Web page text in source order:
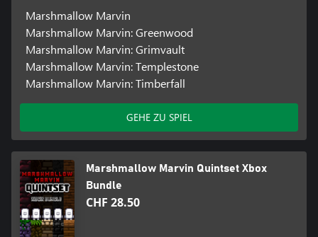
Marshmallow Marvin
Marshmallow Marvin: Greenwood
Marshmallow Marvin: Grimvault
Marshmallow Marvin: Templestone
Marshmallow Marvin: Timberfall
GEHE ZU SPIEL
Marshmallow Marvin Quintset Xbox
Bundle
CHF 28.50